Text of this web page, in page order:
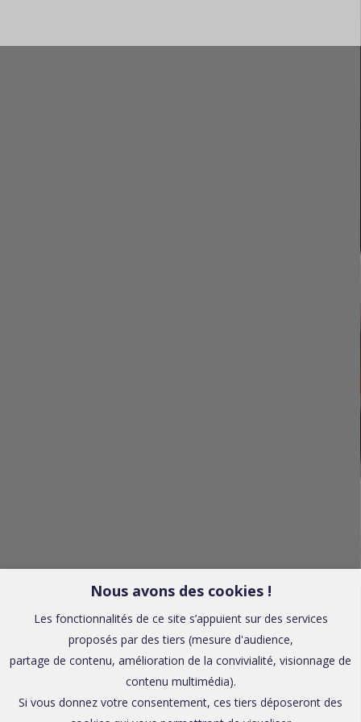
Nous avons des cookies !
Les fonctionnalités de ce site s’appuient sur des services
proposés par des tiers (mesure d'audience,
partage de contenu, amélioration de la convivialité, visionnage de
contenu multimédia).
Si vous donnez votre consentement, ces tiers déposeront des